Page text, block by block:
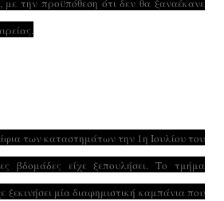
με την προϋπόθεση ότι δεν θα ξαναέκανε
των καταστημάτων την 1η Ιουλίου του
βδομάδες είχε ξεπουλήσει. Το τμήμα
ξεκινήσει μία διαφημιστική καμπάνια που